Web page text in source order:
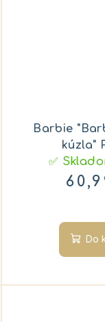
Barbie
kúzla"
✅
Do